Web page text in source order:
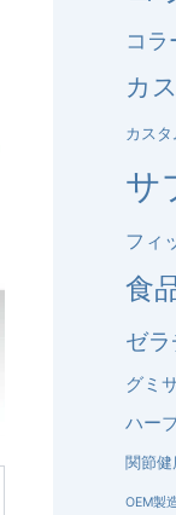
コラ
カ
カス
サ
フィ
食
ゼ
グミ
ハー
関節健
OEM製